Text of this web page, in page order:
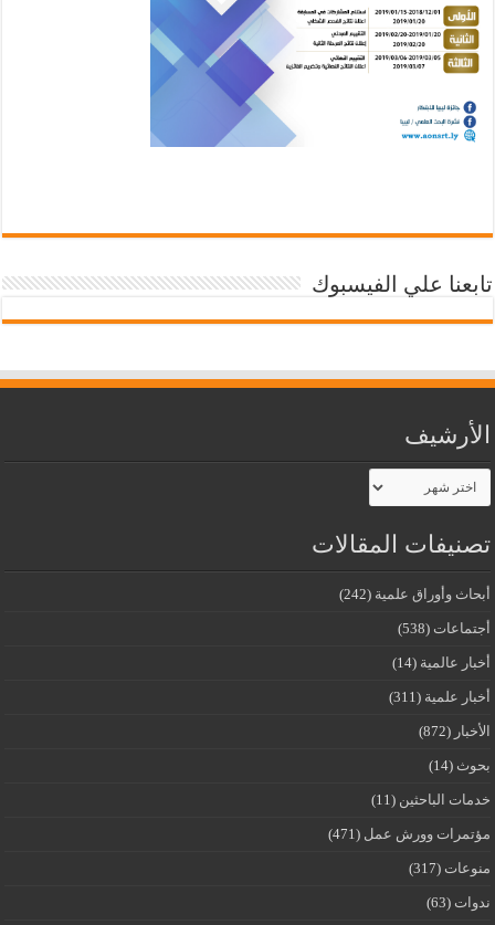
تابعنا علي الفيسبوك
الأرشيف
الأرشيف
تصنيفات المقالات
أبحاث وأوراق علمية (242)
أجتماعات (538)
أخبار عالمية (14)
أخبار علمية (311)
الأخبار (872)
بحوث (14)
خدمات الباحثين (11)
مؤتمرات وورش عمل (471)
منوعات (317)
ندوات (63)